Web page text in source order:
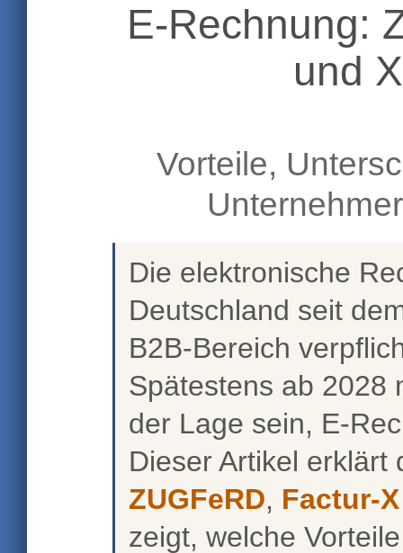
E-Rechnung:
und
Vorteile,
Die elektronische
Deutschland seit
B2B-Bereich
Spätestens ab 2028
der Lage sein, E-
Dieser Artikel erklärt
ZUGFeRD, Factur-X
zeigt, welche